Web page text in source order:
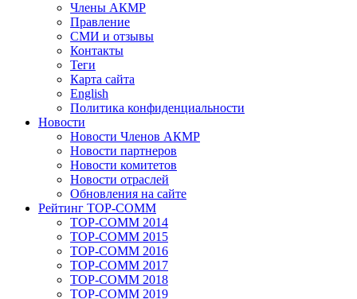
Члены АКМР
Правление
СМИ и отзывы
Контакты
Теги
Карта сайта
English
Политика конфиденциальности
Новости
Новости Членов АКМР
Новости партнеров
Новости комитетов
Новости отраслей
Обновления на сайте
Рейтинг TOP-COMM
TOP-COMM 2014
TOP-COMM 2015
TOP-COMM 2016
TOP-COMM 2017
TOP-COMM 2018
TOP-COMM 2019